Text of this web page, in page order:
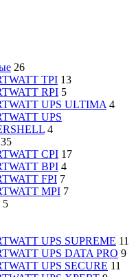
26
TPI 13
RPI 5
UPS ULTIMA 4
UPS
4
35
CPI 17
BPI 4
FPI 7
MPI 7
5
UPS SUPREME 11
UPS DATA PRO 9
UPS SECURE 11